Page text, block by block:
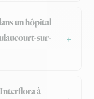
un hôpital
sur-
à